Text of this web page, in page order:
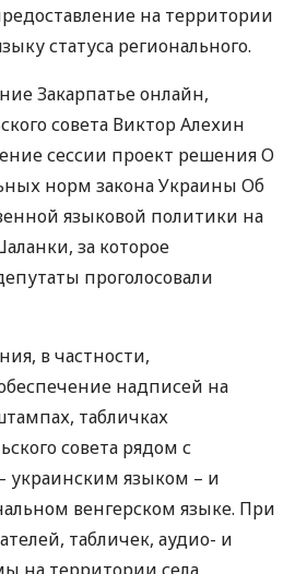
на территории
статуса регионального.
Закарпатье онлайн,
совета Виктор Алехин
сессии проект решения О
норм закона Украины Об
языковой политики на
за которое
проголосовали
в частности,
надписей на
табличках
совета рядом с
украинским языком – и
венгерском языке. При
табличек, аудио- и